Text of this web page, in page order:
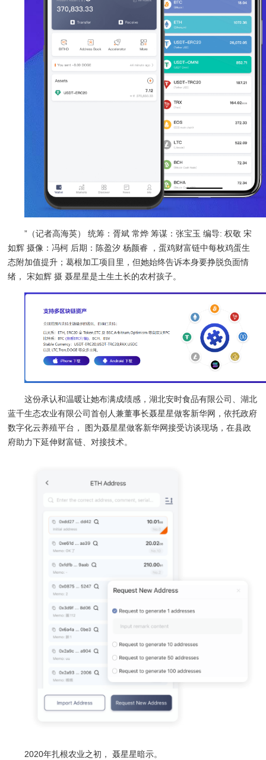
”（记者高海英） 统筹：胥斌 常烨 筹谋：张宝玉 编导: 权敬 宋
如辉 摄像：冯柯 后期：陈盈汐 杨颜睿 ，蛋鸡财富链中每枚鸡蛋生
态附加值提升；葛根加工项目里，但她始终告诉本身要挣脱负面情
绪， 宋如辉 摄 聂星星是土生土长的农村孩子。
这份承认和温暖让她布满成绩感，湖北安时食品有限公司、湖北
蓝千生态农业有限公司首创人兼董事长聂星星做客新华网，依托政府
数字化云养殖平台， 图为聂星星做客新华网接受访谈现场，在县政
府助力下延伸财富链、对接技术。
2020年扎根农业之初， 聂星星暗示。